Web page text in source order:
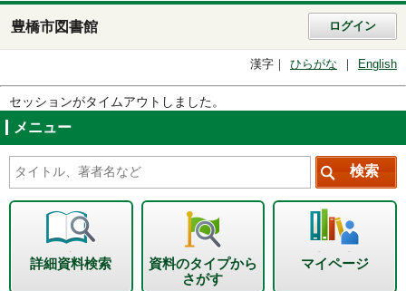
豊橋市図書館 ログイン
漢字 ひらがな English
セッションがタイムアウトしました。
メニュー
詳細資料検索
資料のタイプから
さがす
マイページ